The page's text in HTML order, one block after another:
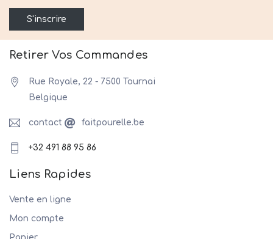
S'inscrire
Retirer Vos Commandes
Rue Royale, 22 - 7500 Tournai
Belgique
contact faitpourelle.be
+32 491 88 95 86
Liens Rapides
Vente en ligne
Mon compte